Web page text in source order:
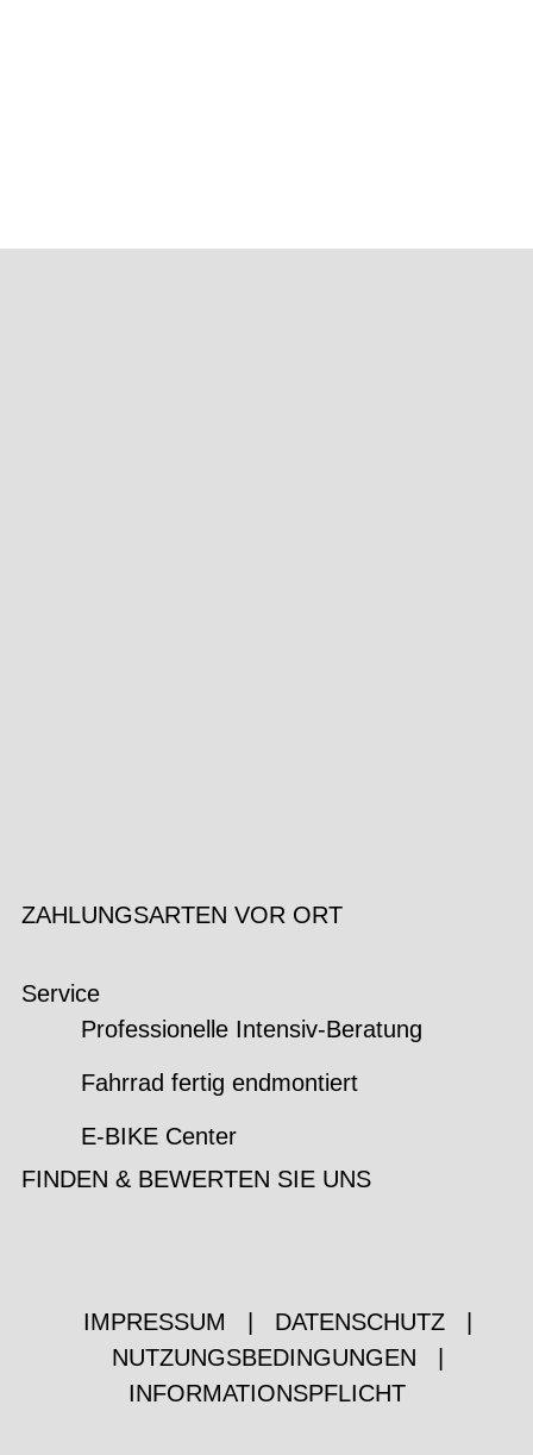
ZAHLUNGSARTEN VOR ORT
Service
Professionelle Intensiv-Beratung
Fahrrad fertig endmontiert
E-BIKE Center
FINDEN & BEWERTEN SIE UNS
IMPRESSUM DATENSCHUTZ
NUTZUNGSBEDINGUNGEN
INFORMATIONSPFLICHT